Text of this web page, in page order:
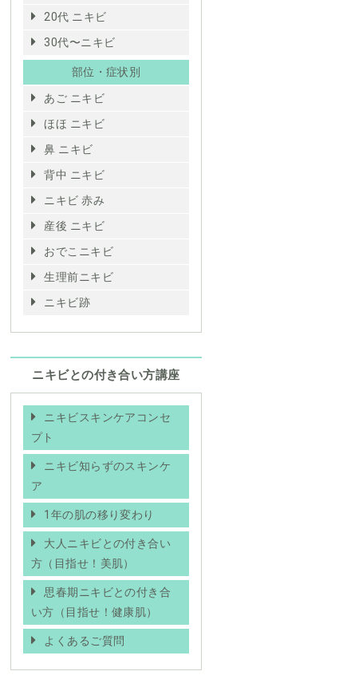
20代 ニキビ
30代〜ニキビ
部位・症状別
あご ニキビ
ほほ ニキビ
鼻 ニキビ
背中 ニキビ
ニキビ 赤み
産後 ニキビ
おでこニキビ
生理前ニキビ
ニキビ跡
ニキビとの付き合い方講座
ニキビスキンケアコンセ
プト
ニキビ知らずのスキンケ
ア
1年の肌の移り変わり
大人ニキビとの付き合い
方（目指せ！美肌）
思春期ニキビとの付き合
い方（目指せ！健康肌）
よくあるご質問